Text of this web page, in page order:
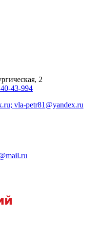
2
43-994
vla-petr81@yandex.ru